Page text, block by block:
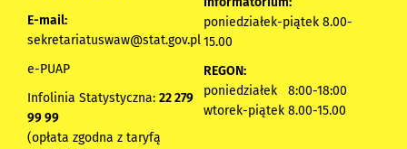
E-mail:
sekretariatuswaw@stat.gov.pl
e-PUAP
Infolinia Statystyczna: 22 279
99 99
(opłata zgodna z taryfą
poniedziałek-piątek 8.00-
15.00
REGON:
poniedziałek 8:00-18:00
wtorek-piątek 8.00-15.00